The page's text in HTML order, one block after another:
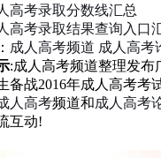
高考录取分数线汇总
高考录取结果查询入口
成人高考频道 成人高考
:成人高考频道整理发布
备战2016年成人高考考
人高考频道和成人高考
互动!